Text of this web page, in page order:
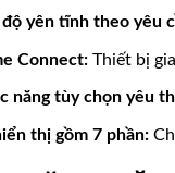
yên tĩnh theo yêu
Connect:Thiết bị
năng tùy chọn yêu
thị gồm 7 phần: